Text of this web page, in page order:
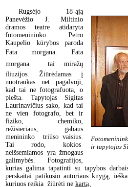
ir tapytojas
Rugsėjo 18-ąją
Panevėžio J. Miltinio
dramos teatre atidaryta
fotomenininko Petro
Kaupelio kūrybos paroda
Fata morgana. Fata
morgana  tai miražų
iliuzijos. Žiūrėdamas į
nuotraukas net pagalvoji,
kad tai ne fotografuota, o
piešta. Tapytojas Sigitas
Laurinavičius sako, kad tai
ne vien fotografo, bet ir
fiziko, chemiko,
režisieriaus, gabaus
menininko triūso vaisius.
Tai rodo, kokios
neišsemiamos yra žmogaus
galimybės. Fotografijos,
kurias galima tapatinti su tapybos
perskaitai patikusio autoriaus knygą,
kuriuos reikia žiūrėti ne kartą.